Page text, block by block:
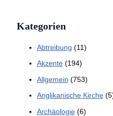
Kategorien
Abtreibung (11)
Akzente(194)
Allgemein (753)
Anglikanische Kirche
Archäologie(6)